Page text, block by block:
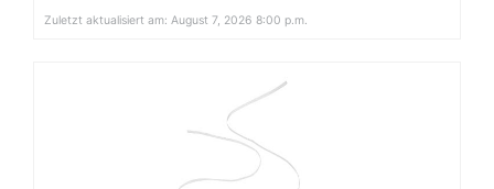
Zuletzt aktualisiert am: August 7, 2026 8:00 p.m.